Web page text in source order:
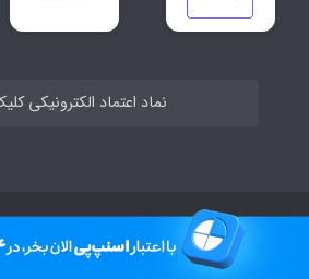
نماد اعتماد الکترونیکی